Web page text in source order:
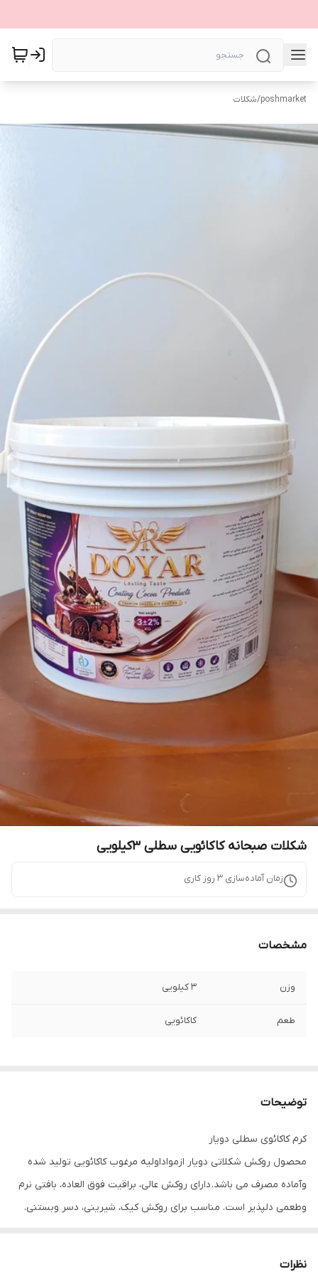
poshmarket
/شکلات
شکلات صبحانه کاکائویی سطلی ۳کیلویی
زمان آماده‌سازی 3 روز کاری
مشخصات
وزن ۳ کیلویی
طعم کاکائویی
توضیحات
کرم کاکائوی سطلی دویار
محصول روکش شکلاتی دویار ازمواداولیه مرغوب کاکائویی تولید شده
وآماده مصرف می باشد. دارای روکش عالی، براقیت فوق العاده، بافتی نرم
وطعمی دلپذیر است. مناسب برای روکش کیک، شیرینی، دسر وبستنی.
نظرات